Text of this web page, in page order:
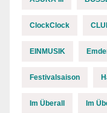
ClockClock
EINMUSIK
Festivalsaison
Im Überall Im